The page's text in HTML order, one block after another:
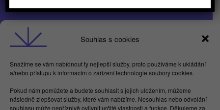
Souhlas s cookies
Snažíme se vám nabídnout ty nejlepší služby, proto používáme k ukládání
a/nebo přístupu k informacím o zařízení technologie soubory cookies.
Pokud nám pomůžete a budete souhlasit s jejich uložením, můžeme
následně zlepšovat služby, které vám nabízíme. Nesouhlas nebo odvolání
souhlasu může nepříznivě ovlivnit určité vlastnosti a funkce. Děkujeme za
Obchodní podmínky
GDPR
Butterflies For Future, z.ú. Londýnská 254/7,
Vinohrady
Praha 2 120 00